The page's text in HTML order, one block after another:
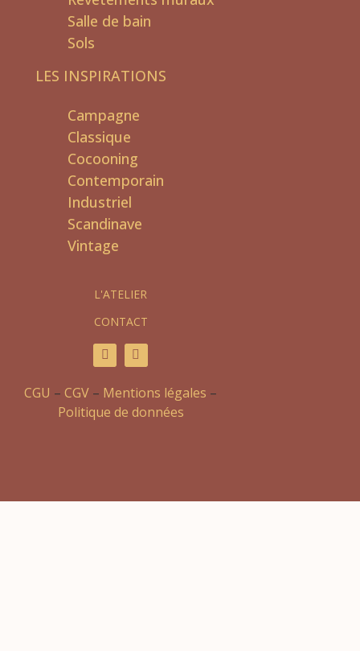
Salle de bain
Sols
LES INSPIRATIONS
Campagne
Classique
Cocooning
Contemporain
Industriel
Scandinave
Vintage
L'ATELIER
CONTACT
CGU – CGV – Mentions légales –
Politique de données